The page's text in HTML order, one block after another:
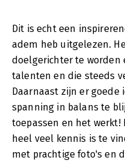
Dit is echt een
adem heb uitgelezen.
doelgerichter te worden
talenten en die steeds
Daarnaast zijn er
spanning in balans te
toepassen en het werkt!
heel veel kennis is te
met prachtige foto's en